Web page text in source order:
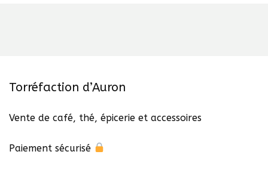
Torréfaction d’Auron
Vente de café, thé, épicerie et accessoires
Paiement sécurisé